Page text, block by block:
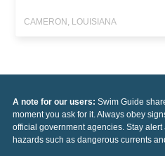
CAMERON, LOUISIANA
A note for our users: Swim Guide
moment you ask for it. Always obey
official government agencies. Stay
hazards such as dangerous currents